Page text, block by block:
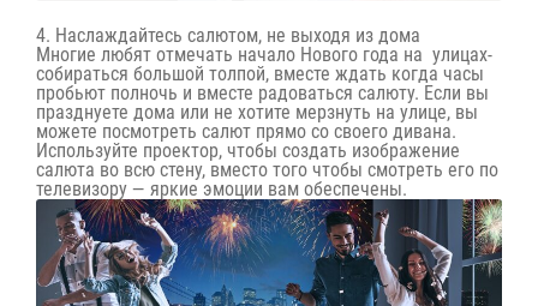
4. Наслаждайтесь салютом, не выходя из дома
Многие любят отмечать начало Нового года на улицах-
собираться большой толпой, вместе ждать когда часы
пробьют полночь и вместе радоваться салюту. Если вы
празднуете дома или не хотите мерзнуть на улице, вы
можете посмотреть салют прямо со своего дивана.
Используйте проектор, чтобы создать изображение
салюта во всю стену, вместо того чтобы смотреть его по
телевизору — яркие эмоции вам обеспечены.